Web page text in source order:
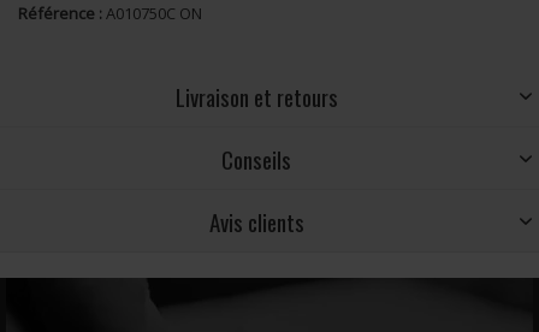
Référence : A010750C ON
Livraison et retours
Conseils
Avis clients